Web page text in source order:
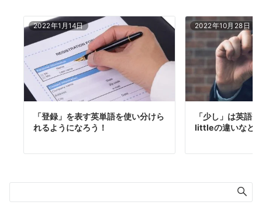
2022年1月14日
「登録」を表す英単語を使い分けら
れるようになろう！
2022年10月28日
「少し」は英語
littleの違いなど